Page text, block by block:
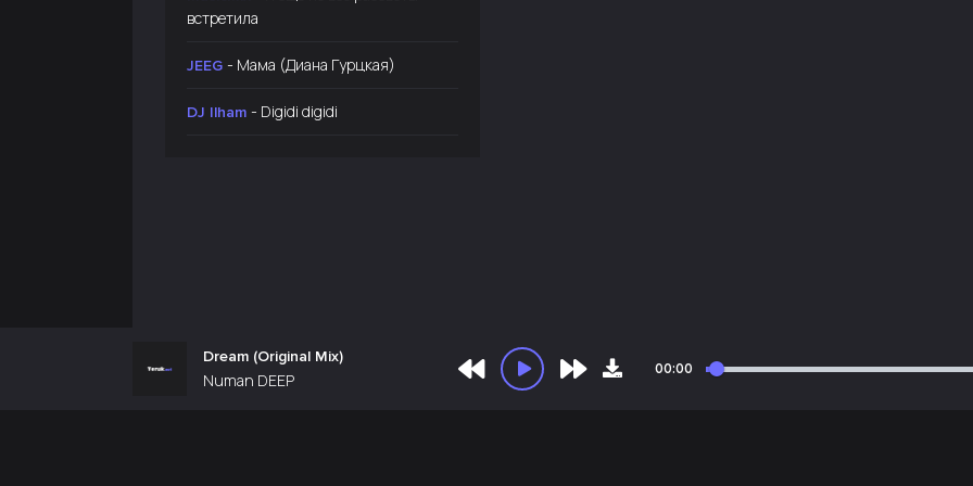
встретила
JEEG - Мама (Диана Гурцкая)
DJ Ilham - Digidi digidi
Dream (Original Mix)
Numan DEEP
00:00